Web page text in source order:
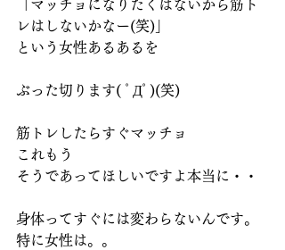
「マッチョになりたくはないから筋ト
レはしないかなー(笑)」
という女性あるあるを
ぶった切ります( ﾟДﾟ)(笑)
筋トレしたらすぐマッチョ
これもう
そうであってほしいですよ本当に・・
身体ってすぐには変わらないんです。
特に女性は。。